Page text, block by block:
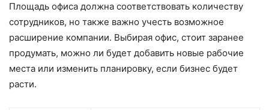
Площадь офиса должна соответствовать количеству
сотрудников, но также важно учесть возможное
расширение компании. Выбирая офис, стоит заранее
продумать, можно ли будет добавить новые рабочие
места или изменить планировку, если бизнес будет
расти.